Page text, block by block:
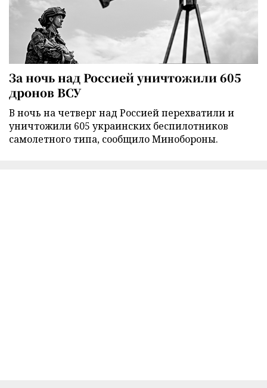
За ночь над Россией уничтожили 605
дронов ВСУ
В ночь на четверг над Россией перехватили и
уничтожили 605 украинских беспилотников
самолетного типа, сообщило Минобороны.